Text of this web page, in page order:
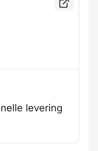
levering
Bekijk